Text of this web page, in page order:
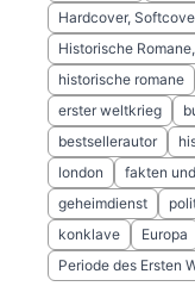
Hardcover,
Historische
historische romane
erster weltkrieg
bestsellerautor
london
fakten
geheimdienst
konklave
Europa
Periode des Ersten